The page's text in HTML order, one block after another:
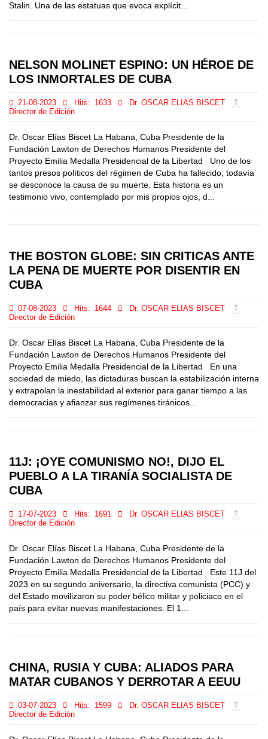
Stalin. Una de las estatuas que evoca explícit...
NELSON MOLINET ESPINO: UN HÉROE DE
LOS INMORTALES DE CUBA
21-08-2023 Hits: 1633
Dr. OSCAR ELIAS BISCET
Director de Edición
Dr. Oscar Elías Biscet La Habana, Cuba Presidente de la
Fundación Lawton de Derechos Humanos Presidente del
Proyecto Emilia Medalla Presidencial de la Libertad Uno de los
tantos presos políticos del régimen de Cuba ha fallecido, todavía
se desconoce la causa de su muerte. Esta historia es un
testimonio vivo, contemplado por mis propios ojos, d...
THE BOSTON GLOBE: SIN CRITICAS ANTE
LA PENA DE MUERTE POR DISENTIR EN
CUBA
07-08-2023 Hits: 1644
Dr. OSCAR ELIAS BISCET
Director de Edición
Dr. Oscar Elías Biscet La Habana, Cuba Presidente de la
Fundación Lawton de Derechos Humanos Presidente del
Proyecto Emilia Medalla Presidencial de la Libertad En una
sociedad de miedo, las dictaduras buscan la estabilización interna
y extrapolan la inestabilidad al exterior para ganar tiempo a las
democracias y afianzar sus regímenes tiránicos...
11J: ¡OYE COMUNISMO NO!, DIJO EL
PUEBLO A LA TIRANÍA SOCIALISTA DE
CUBA
17-07-2023 Hits: 1691
Dr. OSCAR ELIAS BISCET
Director de Edición
Dr. Oscar Elías Biscet La Habana, Cuba Presidente de la
Fundación Lawton de Derechos Humanos Presidente del
Proyecto Emilia Medalla Presidencial de la Libertad Este 11J del
2023 en su segundo aniversario, la directiva comunista (PCC) y
del Estado movilizaron su poder bélico militar y policiaco en el
país para evitar nuevas manifestaciones. El 1...
CHINA, RUSIA Y CUBA: ALIADOS PARA
MATAR CUBANOS Y DERROTAR A EEUU
03-07-2023 Hits: 1599
Dr. OSCAR ELIAS BISCET
Director de Edición